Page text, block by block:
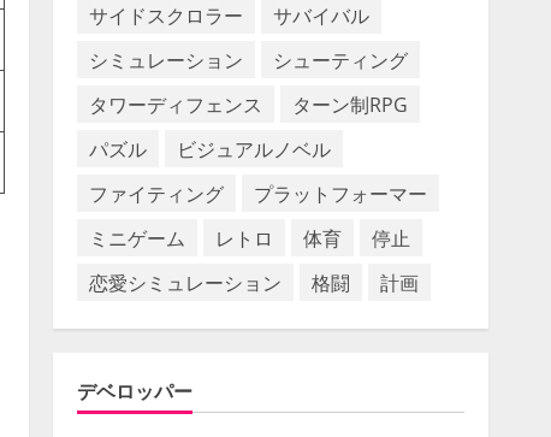
サイドスクロラー
サバイバル
シミュレーション
シューティング
タワーディフェンス
ターン制RPG
パズル
ビジュアルノベル
ファイティング
プラットフォーマー
ミニゲーム
レトロ 体育
停止
恋愛シミュレーション
格闘 計画
デベロッパー